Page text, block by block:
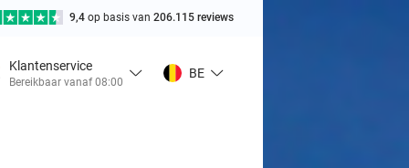
9,4 op basis van 206.115 reviews
Klantenservice
Bereikbaar vanaf 08:00
BE